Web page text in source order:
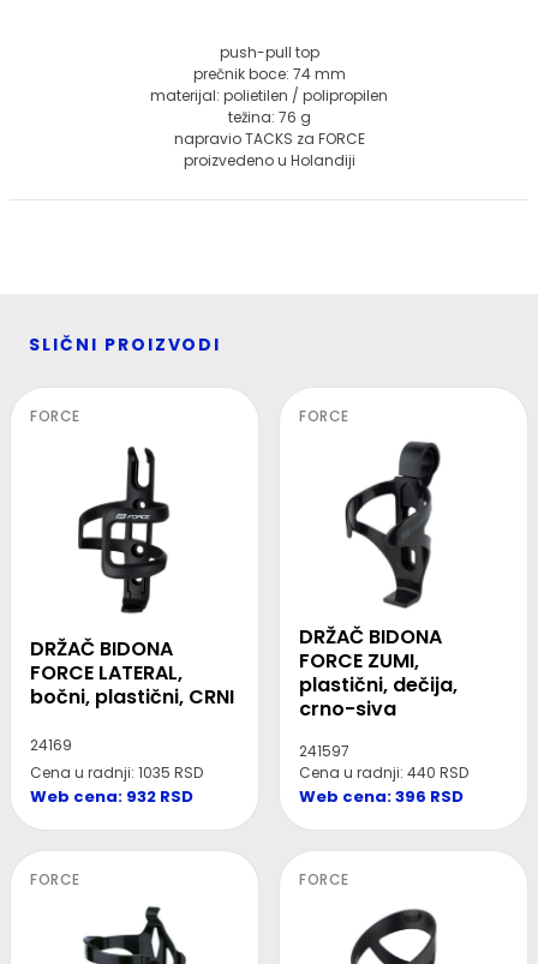
push-pull top
prečnik boce: 74 mm
materijal: polietilen / polipropilen
težina: 76 g
napravio TACKS za FORCE
proizvedeno u Holandiji
SLIČNI PROIZVODI
FORCE
DRŽAČ BIDONA
FORCE LATERAL,
bočni, plastični, CRNI
24169
Cena u radnji: 1035 RSD
Web cena: 932 RSD
FORCE
DRŽAČ BIDONA
FORCE ZUMI,
plastični, dečija,
crno-siva
241597
Cena u radnji: 440 RSD
Web cena: 396 RSD
FORCE FORCE